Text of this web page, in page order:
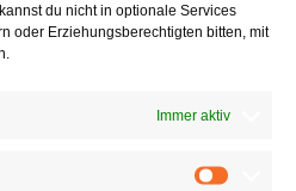
du nicht in optionale Services
oder Erziehungsberechtigten bitten, mit
Immer aktiv
ungewiss, ob das oberste Gericht den
Prüfung unter
in den letzten Jahren nun als